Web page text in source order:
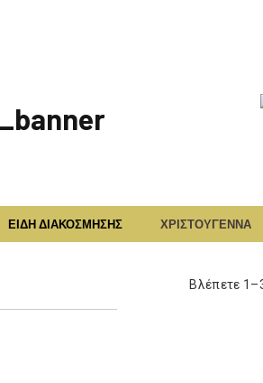
ΕΣΠΑ
2020
ΕΙΔΗ ΔΙΑΚΟΣΜΗΣΗΣ ΧΡΙΣΤΟΥΓΕΝΝΑ
Βλέπετε